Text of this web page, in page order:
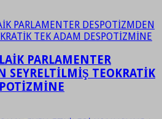
PARLAMENTER
SEYRELTİLMİŞ TEOKRATİK